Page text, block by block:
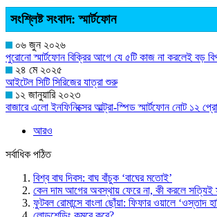
সংশ্লিষ্ট সংবাদ: স্মার্টফোন
০৬ জুন ২০২৬
পুরোনো স্মার্টফোন বিক্রির আগে যে ৫টি কাজ না করলেই বড়
২৪ মে ২০২৫
আইটেল সিটি সিরিজের যাত্রা শুরু
১২ জানুয়ারি ২০২৩
বাজারে এলো ইনফিনিক্সের আল্ট্রা-স্পিড স্মার্টফোন নোট ১২ প্রো
আরও
সর্বাধিক পঠিত
বিশ্ব বাঘ দিবস: বাঘ বাঁচুক ‘বাঘের মতোই’
কেন দাম আগের অবস্থায় ফেরে না, কী করলে সত্যিই
ফুটবল রোমান্সে বাংলা ছোঁয়া: ফিফার ওয়ালে ‘ওস্তাদ